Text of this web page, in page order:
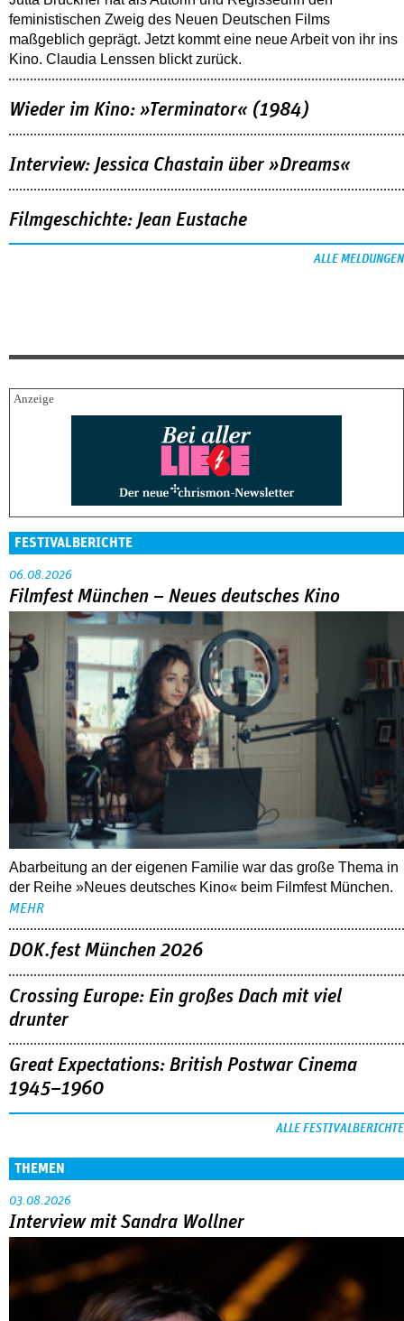
feministischen Zweig des Neuen Deutschen Films
maßgeblich geprägt. Jetzt kommt eine neue Arbeit von ihr ins
Kino. Claudia Lenssen blickt zurück.
Wieder im Kino: »Terminator« (1984)
Interview: Jessica Chastain über »Dreams«
Filmgeschichte: Jean Eustache
ALLE MELDUNGEN
FESTIVALBERICHTE
06.08.2026
Filmfest München – Neues deutsches Kino
Abarbeitung an der eigenen Familie war das große Thema in
der Reihe »Neues deutsches Kino« beim Filmfest München.
MEHR
DOK.fest München 2026
Crossing Europe: Ein großes Dach mit viel
drunter
Great Expectations: British Postwar Cinema
1945–1960
ALLE FESTIVALBERICHTE